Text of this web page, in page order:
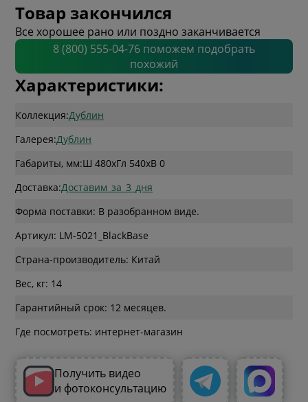
Товар закончился
Все хорошее рано или поздно заканчивается
8 (800) 555-04-76 поможем подобрать
похожий
Характеристики:
Коллекция:Дублин
Галерея:Дублин
Габариты, мм:Ш 480xГл 540xВ 0
Доставка:Доставим_за_3_дня
Форма поставки: В разобранном виде.
Артикул: LM-5021_BlackBase
Страна-производитель: Китай
Вес, кг: 14
Гарантийный срок: 12 месяцев.
Где посмотреть: интернет-магазин
Получить видео
и фотоконсультацию